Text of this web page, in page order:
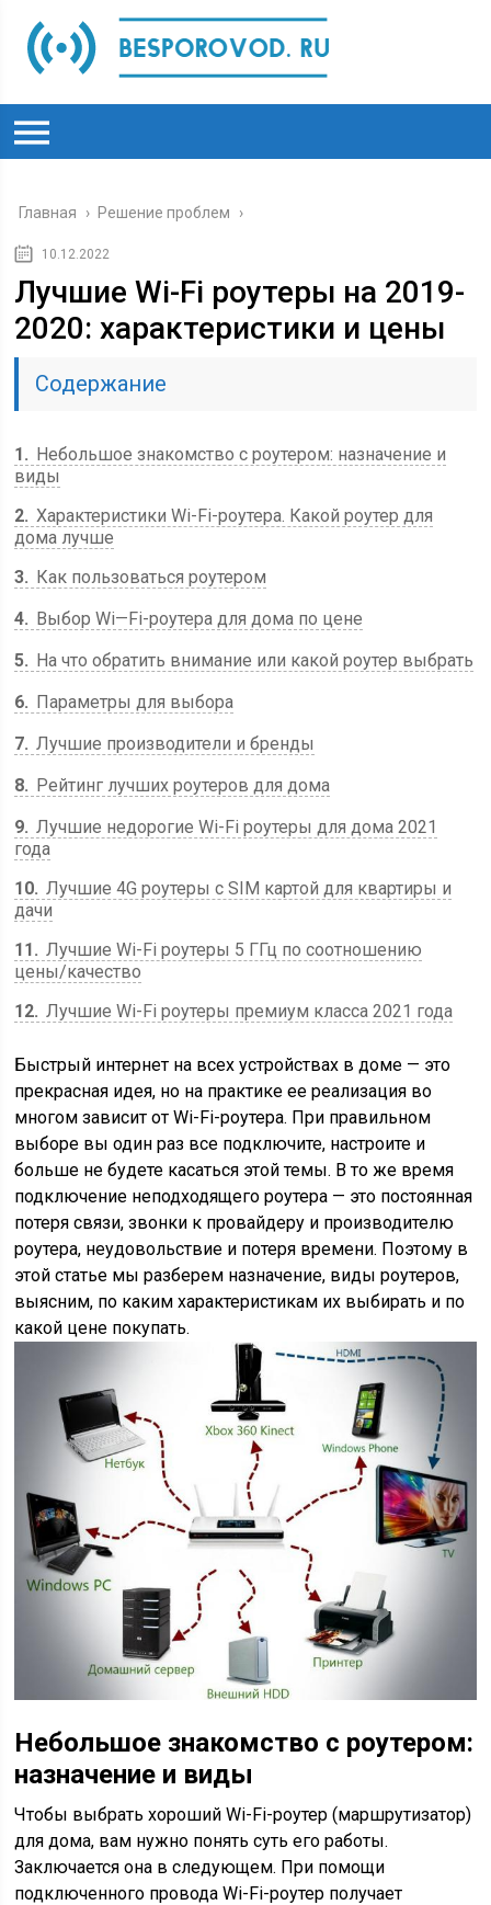
Главная › Решение проблем ›
10.12.2022
Лучшие Wi-Fi роутеры на 2019-
2020: характеристики и цены
Содержание
1
Небольшое знакомство с роутером: назначение и
виды
2 Характеристики Wi-Fi-роутера. Какой роутер для
дома лучше
3
Как пользоваться роутером
4
Выбор Wi—Fi-роутера для дома по цене
5
На что обратить внимание или какой роутер выбрать
6
Параметры для выбора
7 Лучшие производители и бренды
8
Рейтинг лучших роутеров для дома
9 Лучшие недорогие Wi-Fi роутеры для дома 2021
года
10 Лучшие 4G роутеры с SIM картой для квартиры и
дачи
11
Лучшие Wi-Fi роутеры 5 ГГц по соотношению
цены/качество
12 Лучшие Wi-Fi роутеры премиум класса 2021 года
Быстрый интернет на всех устройствах в доме — это
прекрасная идея, но на практике ее реализация во
многом зависит от Wi-Fi-роутера. При правильном
выборе вы один раз все подключите, настроите и
больше не будете касаться этой темы. В то же время
подключение неподходящего роутера — это постоянная
потеря связи, звонки к провайдеру и производителю
роутера, неудовольствие и потеря времени. Поэтому в
этой статье мы разберем назначение, виды роутеров,
выясним, по каким характеристикам их выбирать и по
какой цене покупать.
Небольшое знакомство с роутером:
назначение и виды
Чтобы выбрать хороший Wi-Fi-роутер (маршрутизатор)
для дома, вам нужно понять суть его работы.
Заключается она в следующем. При помощи
подключенного провода Wi-Fi-роутер получает